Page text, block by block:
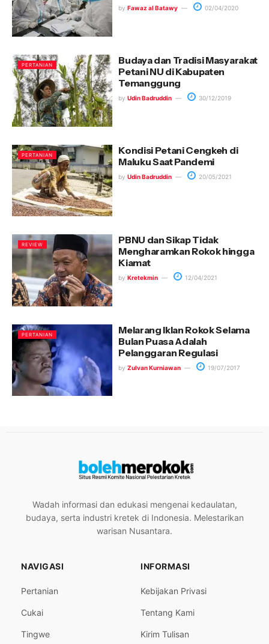
by Fawaz al Batawy 02/04/2020
PERTANIAN
Budaya dan Tradisi Masyarakat
Petani NU di Kabupaten
Temanggung
by Udin Badruddin 30/12/2019
PERTANIAN
Kondisi Petani Cengkeh di
Maluku Saat Pandemi
by Udin Badruddin 20/05/2021
REVIEW
PBNU dan Sikap Tidak
Mengharamkan Rokok hingga
Kiamat
by Kretekmin 12/04/2021
PERTANIAN
Melarang Iklan Rokok Selama
Bulan Puasa Adalah
Pelanggaran Regulasi
by Zulvan Kurniawan 19/07/2017
Wadah informasi dan edukasi mengenai kedaulatan,
budaya, serta industri kretek di Indonesia. Melestarikan
warisan Nusantara.
NAVIGASI
Pertanian
Cukai
Tingwe
INFORMASI
Kebijakan Privasi
Tentang Kami
Kirim Tulisan